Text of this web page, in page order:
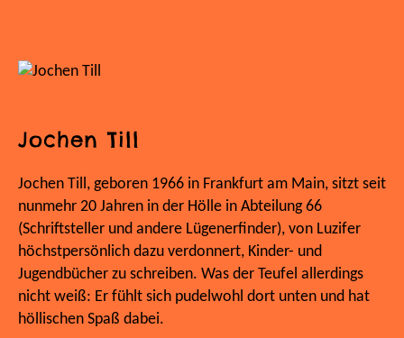
Jochen Till
Jochen Till, geboren 1966 in Frankfurt am Main, sitzt seit
nunmehr 20 Jahren in der Hölle in Abteilung 66
(Schriftsteller und andere Lügenerfinder), von Luzifer
höchstpersönlich dazu verdonnert, Kinder- und
Jugendbücher zu schreiben. Was der Teufel allerdings
nicht weiß: Er fühlt sich pudelwohl dort unten und hat
höllischen Spaß dabei.